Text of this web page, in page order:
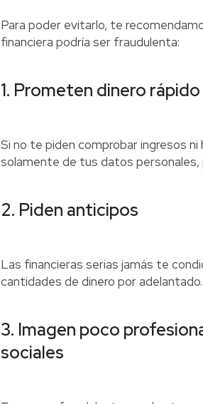
Para poder evitarlo, te
financiera podría ser fraudulenta:
1. Prometen dinero
Si no te piden comprobar ingresos
solamente de tus datos
2. Piden anticipos
Las financieras serias jamás te
cantidades de dinero por adelantado.
3. Imagen poco
sociales